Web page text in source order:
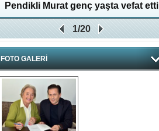
Pendikli Murat genç yaşta vefat etti
1/20
FOTO GALERİ